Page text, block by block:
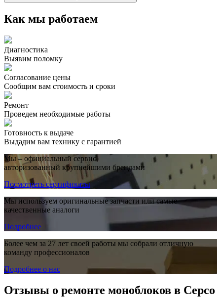
Как мы работаем
Диагностика
Выявим поломку
Согласование цены
Сообщим вам стоимость и сроки
Ремонт
Проведем необходимые работы
Готовность к выдаче
Выдадим вам технику с гарантией
Мы – официальный сервис,
авторизованный крупнейшими брендами
Посмотреть сертификаты
Мы используем оригинальные запчасти или самые
качественные аналоги
Подробнее
Более чем за 27 лет своей работы мы собрали отличную
команду профессионалов
Подробнее о нас
Отзывы о ремонте моноблоков в Серсо